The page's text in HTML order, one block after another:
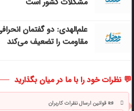
علم‌الهدی: دو گفتمان
مقاومت را تضعیف می‌کند
💬 نظرات خود را با ما در میان بگذارید
📜 قوانین ارسال نظرات کاربران